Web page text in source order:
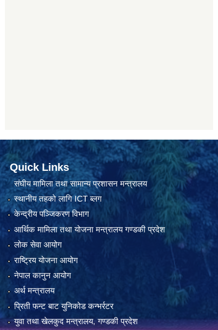
Quick Links
संघीय मामिला तथा सामान्य प्रशासन मन्त्रालय
स्थानीय तहको लागि ICT ब्लग
केन्द्रीय पञ्जिकरण विभाग
आर्थिक मामिला तथा योजना मन्त्रालय गण्डकी प्रदेश
लोक सेवा आयोग
राष्ट्रिय योजना आयोग
नेपाल कानुन आयोग
अर्थ मन्त्रालय
प्रिती फन्ट बाट युनिकोड कन्भर्रटर
युवा तथा खेलकुद मन्त्रालय, गण्डकी प्रदेश